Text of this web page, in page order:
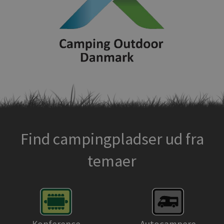
Find campingpladser ud fra
temaer